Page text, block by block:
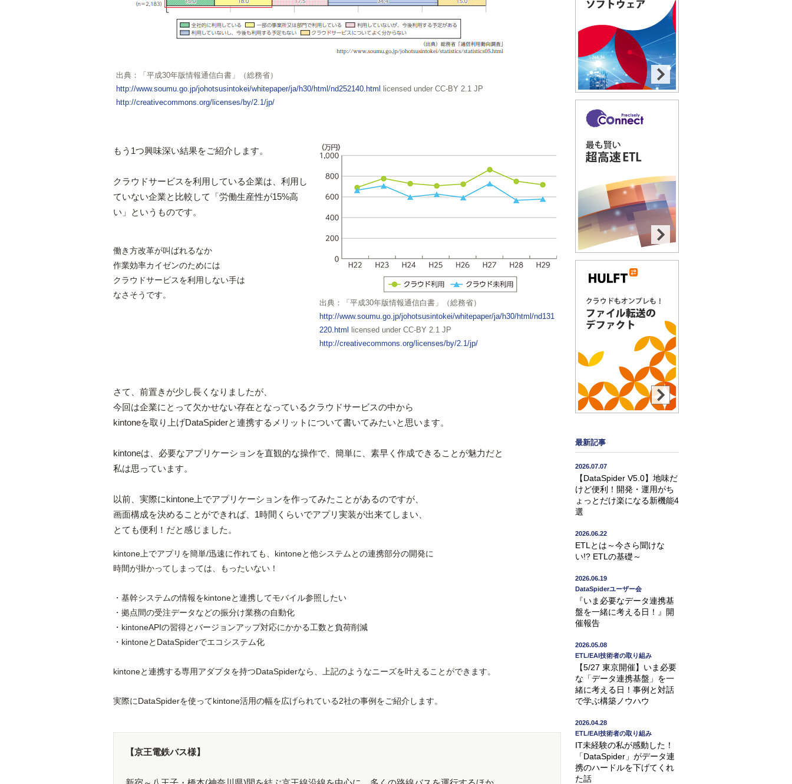
出典：「平成30年版情報通信白書」（総務省）
http://www.soumu.go.jp/johotsusintokei/whitepaper/ja/h30/html/nd252140.html
licensed under CC-BY 2.1 JP
http://creativecommons.org/licenses/by/2.1/jp/
もう1つ興味深い結果をご紹介します。
クラウドサービスを利用している企業は、利用し
ていない企業と比較して「労働生産性が15%高
い」というものです。
働き方改革が叫ばれるなか
作業効率カイゼンのためには
クラウドサービスを利用しない手は
なさそうです。
出典：「平成30年版情報通信白書」（総務省）
http://www.soumu.go.jp/johotsusintokei/whitepaper/ja/h30/html/nd131
220.html
licensed under CC-BY 2.1 JP
http://creativecommons.org/licenses/by/2.1/jp/
さて、前置きが少し長くなりましたが、
今回は企業にとって欠かせない存在となっているクラウドサービスの中から
kintoneを取り上げDataSpiderと連携するメリットについて書いてみたいと思います。
kintoneは、必要なアプリケーションを直観的な操作で、簡単に、素早く作成できることが魅力だと
私は思っています。
以前、実際にkintone上でアプリケーションを作ってみたことがあるのですが、
画面構成を決めることができれば、1時間くらいでアプリ実装が出来てしまい、
とても便利！だと感じました。
kintone上でアプリを簡単/迅速に作れても、kintoneと他システムとの連携部分の開発に
時間が掛かってしまっては、もったいない！
・基幹システムの情報をkintoneと連携してモバイル参照したい
・拠点間の受注データなどの振分け業務の自動化
・kintoneAPIの習得とバージョンアップ対応にかかる工数と負荷削減
・kintoneとDataSpiderでエコシステム化
kintoneと連携する専用アダプタを持つDataSpiderなら、上記のようなニーズを叶えることができます。
実際にDataSpiderを使ってkintone活用の幅を広げられている2社の事例をご紹介します。
【京王電鉄バス様】
最新記事
2026.07.07
【DataSpider V5.0】地味だ
けど便利！開発・運用がち
ょっとだけ楽になる新機能4
選
2026.06.22
ETLとは～今さら聞けな
い!? ETLの基礎～
2026.06.19
DataSpiderユーザー会
『いま必要なデータ連携基
盤を一緒に考える日！』開
催報告
2026.05.08
ETL/EAI技術者の取り組み
【5/27 東京開催】いま必要
な「データ連携基盤」を一
緒に考える日！事例と対話
で学ぶ構築ノウハウ
2026.04.28
ETL/EAI技術者の取り組み
IT未経験の私が感動した！
「DataSpider」がデータ連
携のハードルを下げてくれ
た話